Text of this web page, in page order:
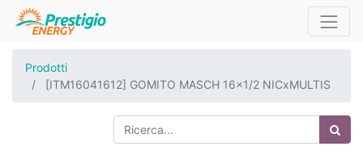
Prodotti
[ITM16041612] GOMITO MASCH 16x1/2 NICxMULTIS